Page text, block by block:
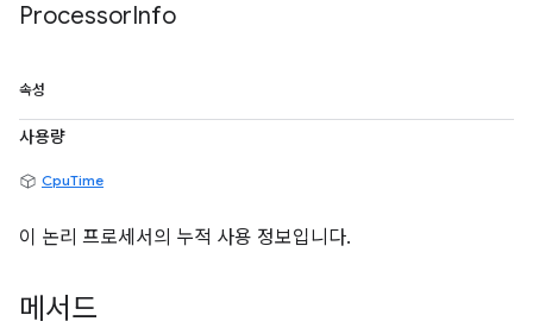
ProcessorInfo
속성
사용량
CpuTime
이 논리 프로세서의 누적 사용 정보입니다.
메서드